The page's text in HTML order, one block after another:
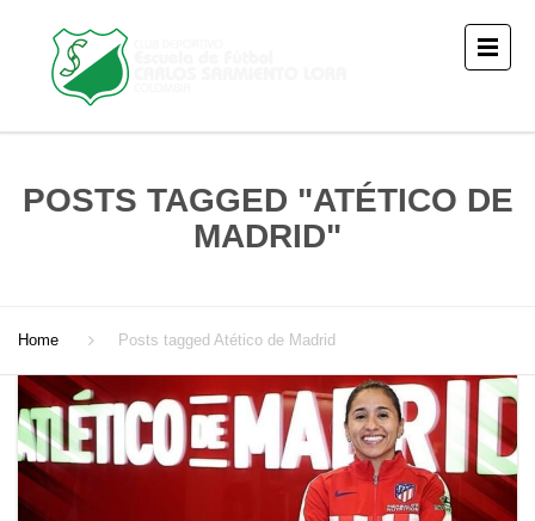
POSTS TAGGED "ATÉTICO DE
MADRID"
Home Posts tagged Atético de Madrid